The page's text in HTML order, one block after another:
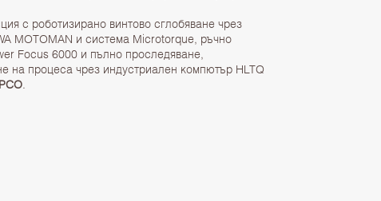
с роботизирано винтово сглобяване чрез
MOTOMAN и система Microtorque, ръчно
Focus 6000 и пълно проследяване,
на процеса чрез индустриален компютър HLTQ
.